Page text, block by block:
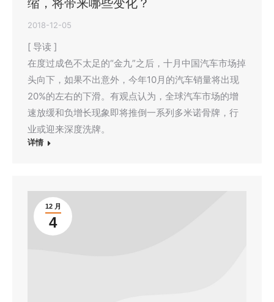
缩，将带来哪些变化？
2018-12-05
[ 导读 ]
在度过成色不太足的“金九”之后，十月中国汽车市场掉
头向下，如果不出意外，今年10月的汽车销量将出现
20%的左右的下滑。有观点认为，全球汽车市场的增
速放缓和负增长现象即将推倒一系列多米诺骨牌，行
业或迎来深度洗牌。
详情
12 月
4